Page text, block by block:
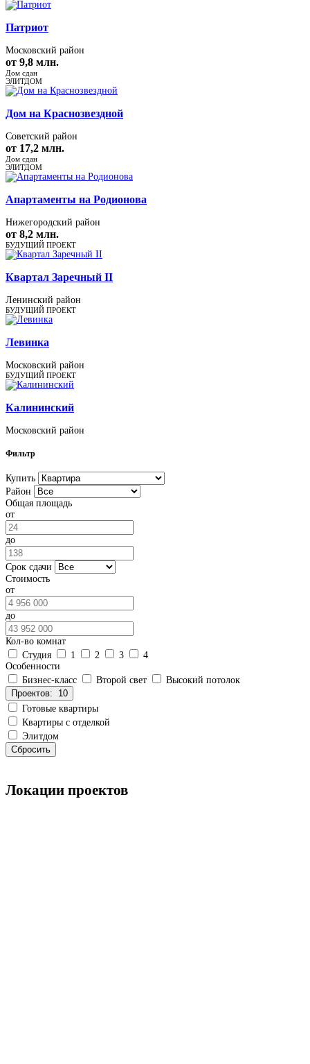
Патриот
Московский район
от 9,8 млн.
Дом сдан
ЭЛИТДОМ
Дом на Краснозвездной
Советский район
от 17,2 млн.
Дом сдан
ЭЛИТДОМ
Апартаменты на Родионова
Нижегородский район
от 8,2 млн.
БУДУЩИЙ ПРОЕКТ
Квартал Заречный II
Ленинский район
БУДУЩИЙ ПРОЕКТ
Левинка
Московский район
БУДУЩИЙ ПРОЕКТ
Калининский
Московский район
Фильтр
Купить
Район
Общая площадь
от
до
Срок сдачи
Стоимость
от
до
Кол-во комнат
Студия
1 2 3
4
Особенности
Бизнес-класс
Второй свет
Высокий потолок
Проектов: 10
Готовые квартиры
Квартиры с отделкой
Элитдом
Сбросить
Локации проектов